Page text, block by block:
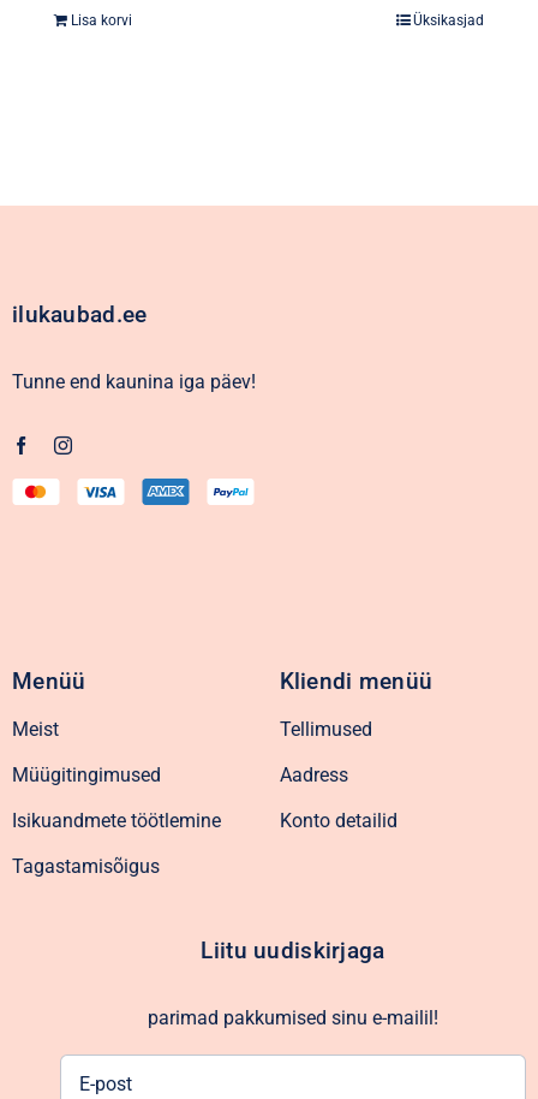
Lisa korvi Üksikasjad
ilukaubad.ee
Tunne end kaunina iga päev!
Menüü
Meist
Müügitingimused
Isikuandmete töötlemine
Tagastamisõigus
Kliendi menüü
Tellimused
Aadress
Konto detailid
Liitu uudiskirjaga
parimad pakkumised sinu e-mailil!